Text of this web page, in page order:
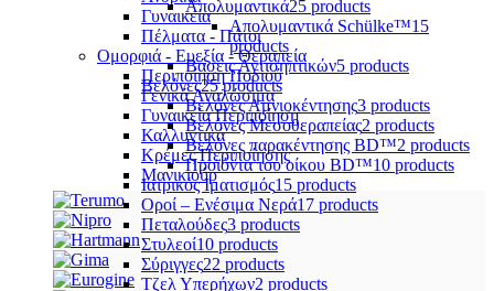
Γυναικεία
Πέλματα - Πάτοι
Ομορφιά - Ευεξία - Θεραπεία
Περιποίηση Ποδιού
Γενικά Αναλώσιμα
Γυναικεία Περιποίηση
Καλλυντικά
Κρέμες Περιποίησης
Μανικιούρ
Απολυμαντικά25 products
Απολυμαντικά Schülke™15
products
Βάσεις Αντισηπτικών5 products
Βελόνες25 products
Βελόνες Αμνιοκέντησης3 products
Βελόνες Μεσοθεραπείας2 products
Βελόνες παρακέντησης BD™2 products
Προϊόντα του οίκου BD™10 products
Ιατρικός Ιματισμός15 products
Οροί – Ενέσιμα Νερά17 products
Πεταλούδες3 products
Στυλεοί10 products
Σύριγγες22 products
Τζελ Υπερήχων2 products